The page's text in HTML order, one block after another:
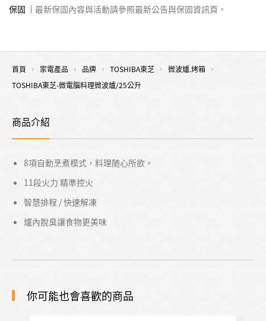
保固
最新保固內容與活動請參照最新公告與保固資訊頁。
首頁 家電產品 品牌 TOSHIBA東芝
微波爐.烤箱
TOSHIBA東芝-微電腦料理微波爐/25公升
商品介紹
8項自動烹煮模式，料理随心所欲。
11段火力 精準控火
智慧排程 / 快速解凍
爐內脫臭讓食物更美味
你可能也會喜歡的商品